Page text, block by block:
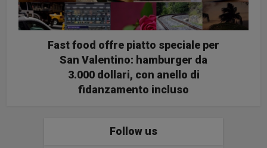
Fast food offre piatto speciale per
San Valentino: hamburger da
3.000 dollari, con anello di
fidanzamento incluso
Follow us